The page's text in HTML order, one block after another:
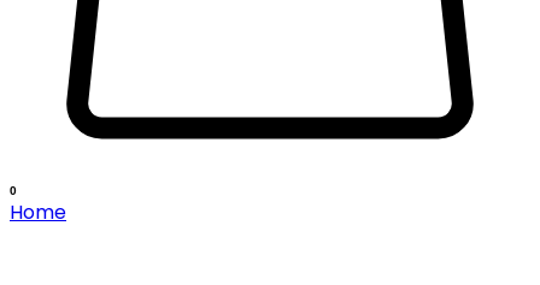
0
Home